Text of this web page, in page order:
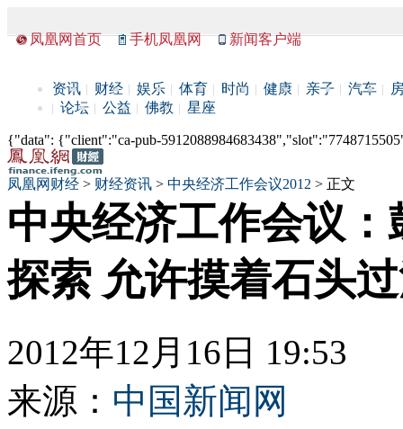
凤凰网首页 手机凤凰网 新闻客户端
资讯 财经 娱乐 体育 时尚 健康 亲子 汽车
论坛
公益 佛教 星座
{"data": {"client":"ca-pub-
凤凰网财经 > 财经资讯 > 中央经济工作会议2012 > 正文
中央经济工作会议：
探索 允许摸着石头
2012年12月16日 19:53
来源： 中国新闻网